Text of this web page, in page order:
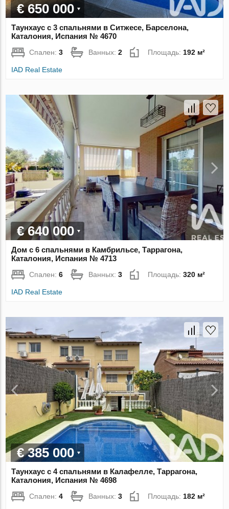
€ 650 000
Таунхаус с 3 спальнями в Ситжесе, Барселона,
Каталония, Испания № 4670
Спален:3 Ванных:2 Площадь: 192 м²
IAD Real Estate
€ 640 000
Дом с 6 спальнями в Камбрильсе, Таррагона,
Каталония, Испания № 4713
Спален:6 Ванных:3 Площадь:320 м²
IAD Real Estate
€ 385 000
Таунхаус с 4 спальнями в Калафелле, Таррагона,
Каталония, Испания № 4698
Спален:4 Ванных:3 Площадь:182 м²